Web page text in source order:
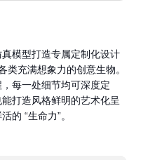
模型打造专属定制化设计
充满想象力的创意生物。
每一处细节均可深度定
打造风格鲜明的艺术化呈
的 “生命力”。